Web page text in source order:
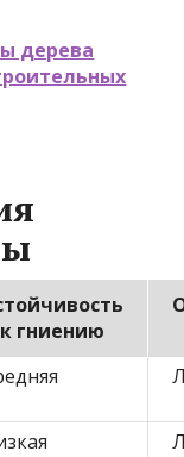
дерева
к гниению